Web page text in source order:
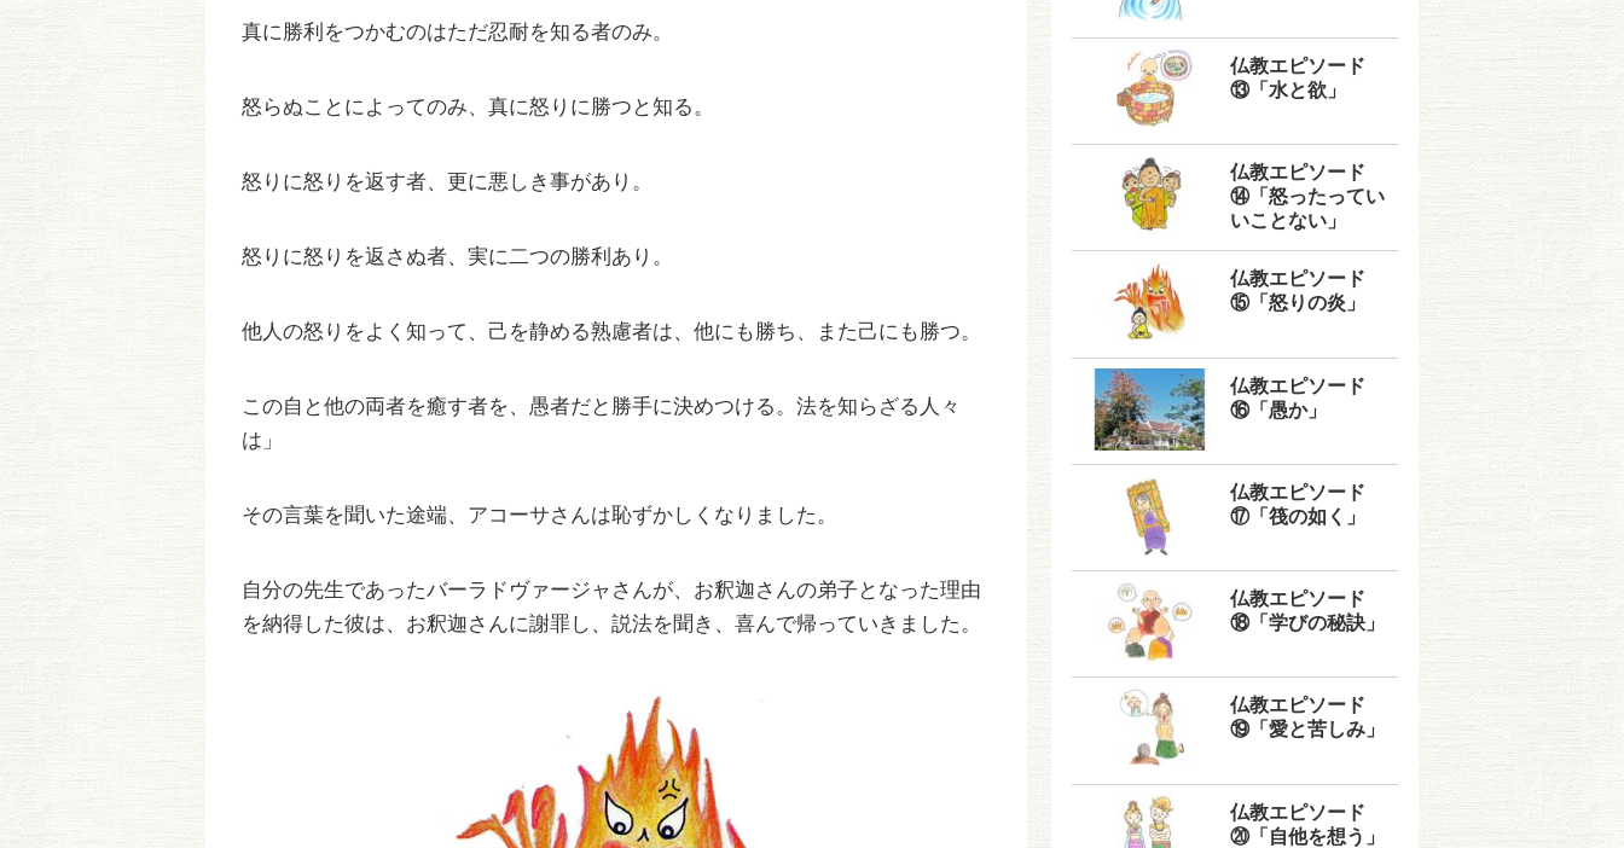
真に勝利をつかむのはただ忍耐を知る者のみ。
怒らぬことによってのみ、真に怒りに勝つと知る。
怒りに怒りを返す者、更に悪しき事があり。
怒りに怒りを返さぬ者、実に二つの勝利あり。
他人の怒りをよく知って、己を静める熟慮者は、他にも勝ち、また己にも勝つ。
この自と他の両者を癒す者を、愚者だと勝手に決めつける。法を知らざる人々
は」
その言葉を聞いた途端、アコーサさんは恥ずかしくなりました。
自分の先生であったバーラドヴァージャさんが、お釈迦さんの弟子となった理由
を納得した彼は、お釈迦さんに謝罪し、説法を聞き、喜んで帰っていきました。
仏教エピソード
⑬「水と欲」
仏教エピソード
⑭「怒ったってい
いことない」
仏教エピソード
⑮「怒りの炎」
仏教エピソード
⑯「愚か」
仏教エピソード
⑰「筏の如く」
仏教エピソード
⑱「学びの秘訣」
仏教エピソード
⑲「愛と苦しみ」
仏教エピソード
⑳「自他を想う」